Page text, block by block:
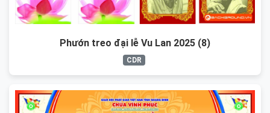
Phướn treo đại lễ Vu Lan 2025 (8)
CDR